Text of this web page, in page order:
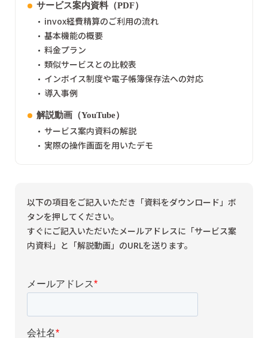
サービス案内資料（PDF）
invox経費精算のご利用の流れ
基本機能の概要
料金プラン
類似サービスとの比較表
インボイス制度や電子帳簿保存法への対応
導入事例
解説動画（YouTube）
サービス案内資料の解説
実際の操作画面を用いたデモ
以下の項目をご記入いただき「資料をダウンロード」ボ
タンを押してください。
すぐにご記入いただいたメールアドレスに「サービス案
内資料」と「解説動画」のURLを送ります。